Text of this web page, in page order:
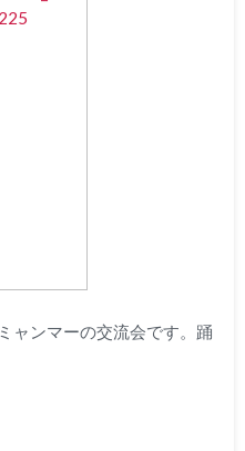
ャンマーの交流会です。踊